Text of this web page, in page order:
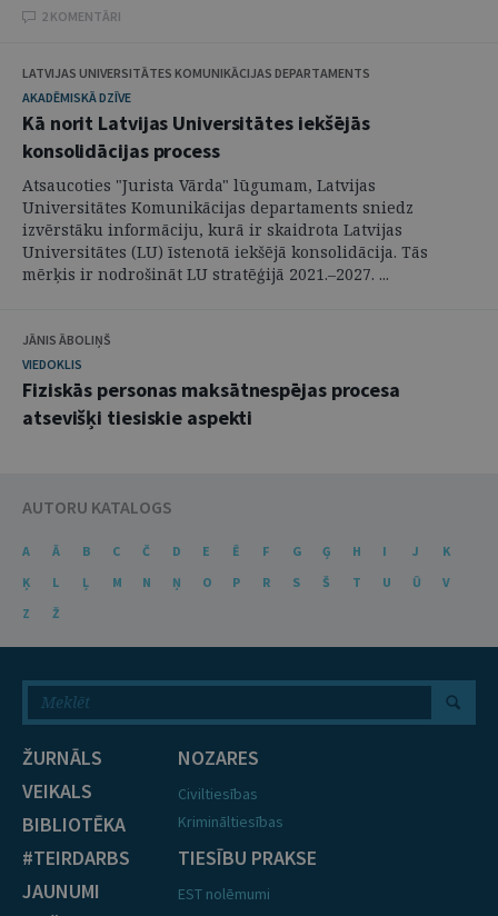
2 KOMENTĀRI
LATVIJAS UNIVERSITĀTES KOMUNIKĀCIJAS DEPARTAMENTS
AKADĒMISKĀ DZĪVE
Kā norit Latvijas Universitātes iekšējās
konsolidācijas process
Atsaucoties "Jurista Vārda" lūgumam, Latvijas
Universitātes Komunikācijas departaments sniedz
izvērstāku informāciju, kurā ir skaidrota Latvijas
Universitātes (LU) īstenotā iekšējā konsolidācija. Tās
mērķis ir nodrošināt LU stratēģijā 2021.–2027. ...
JĀNIS ĀBOLIŅŠ
VIEDOKLIS
Fiziskās personas maksātnespējas procesa
atsevišķi tiesiskie aspekti
AUTORU KATALOGS
A Ā B C Č D E Ē F G Ģ H I J
K
Ķ
L Ļ M N Ņ O P R S Š T U Ū
V
Z
Ž
ŽURNĀLS
VEIKALS
BIBLIOTĒKA
#TEIRDARBS
JAUNUMI
NOZARES
Civiltiesības
Krimināltiesības
TIESĪBU PRAKSE
EST nolēmumi